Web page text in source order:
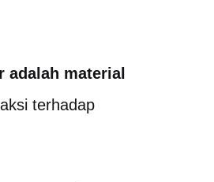
adalah material
terhadap